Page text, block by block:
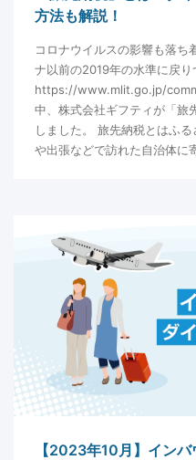
方法も解説！
コロナウイルスの影響も落ち
ナ以前の2019年の水準に戻り
https://www.mlit.go.jp/
中、株式会社ギフティが「旅
しました。 旅先納税とはふ
や出張などで訪れた自治体に
【2023年10月】イン